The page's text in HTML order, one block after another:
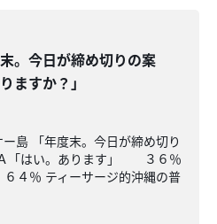
末。今日が締め切りの案
ますか？」
島 「年度末。今日が締め切り
「はい。あります」 ３６％
４％ ティーサージ的沖縄の普